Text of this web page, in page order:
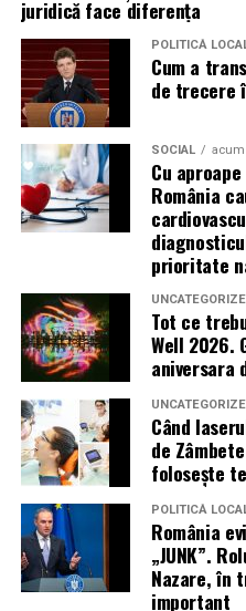
Atacurile sunt mai
evenimentelor globale
Campaniile de phishing
importante profită de
presiunea timpului și de
pierde o ofertă sau o
ultimele bilete disponibile,
sau câștigarea unui premiu
reacționeze înainte de a
Turneul se încheie pe 19
o intensificare a activității
finalei. Printre cele mai
transmisiunile pirat,
tombolele, concursurile și
Pentru a răspunde
cyber_Folks a lansat la
primul asistent AI integrat
din România. Acesta poate
utilizatorului, un audit al
include verificarea
juridică face diferența
POLITICĂ
Cum a
de trecere
SOCIAL acum
Cu
România
prioritate
Tot ce
Well 2026.
aniversara
Când
de
folosește
POLITICĂ
România
„JUNK”.
Nazare, în
important